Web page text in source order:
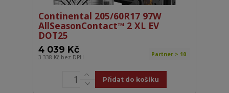
Continental 205/60R17 97W
AllSeasonContact™ 2 XL EV
DOT25
4 039 Kč
3 338 Kč bez DPH Partner > 10
Přidat do košíku